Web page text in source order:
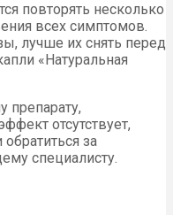
повторять несколько
всех симптомов.
лучше их снять перед
«Натуральная
препарату,
отсутствует,
за
специалисту.